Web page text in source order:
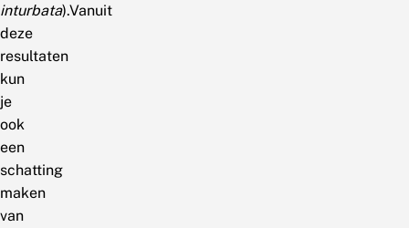
inturbata).Vanuit
deze
resultaten
kun
je
ook
een
schatting
maken
van